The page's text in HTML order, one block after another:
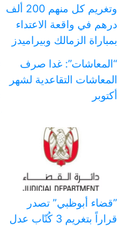
وتغريم كل منهم 200 ألف
درهم في واقعة الاعتداء
بمباراة الزمالك وبيراميدز
“المعاشات”: غدا صرف
المعاشات التقاعدية لشهر
أكتوبر
‏”قضاء أبوظبي” تصدر
قراراً بتغريم 3 كُتّاب عدل